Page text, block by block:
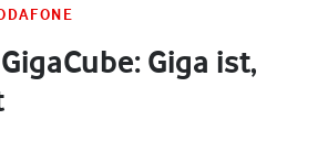
Giga ist,